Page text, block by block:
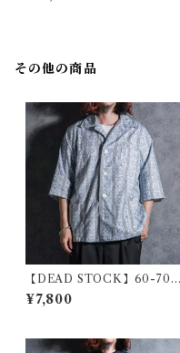
その他の商品
【DEAD STOCK】60-70s
Polish Army Stripe Open-c
ollar Shirts Blue ポーランド
¥7,800